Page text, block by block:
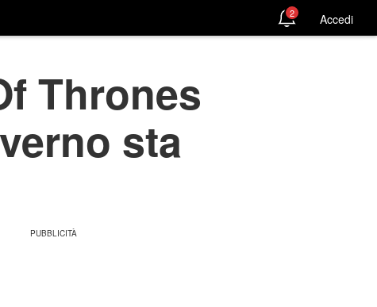
2 Accedi
Thrones
sta